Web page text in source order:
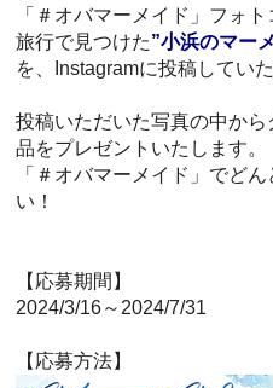
「＃オバマーメイド」フォ
旅行で見つけた”小浜のマー
を、Instagramに投稿してい
投稿いただいた写真の中か
品をプレゼントいたします。
「＃オバマーメイド」でど
い！
【応募期間】
2024/3/16～2024/7/31
【応募方法】